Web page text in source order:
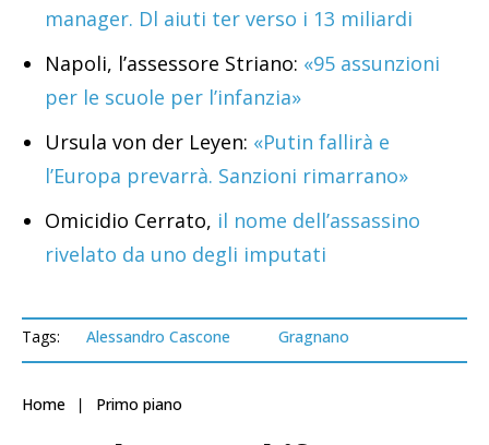
manager. Dl aiuti ter verso i 13 miliardi
Napoli, l’assessore Striano: «95 assunzioni
per le scuole per l’infanzia»
Ursula von der Leyen: «Putin fallirà e
l’Europa prevarrà. Sanzioni rimarrano»
Omicidio Cerrato, il nome dell’assassino
rivelato da uno degli imputati
Tags: Alessandro Cascone Gragnano
Home Primo piano